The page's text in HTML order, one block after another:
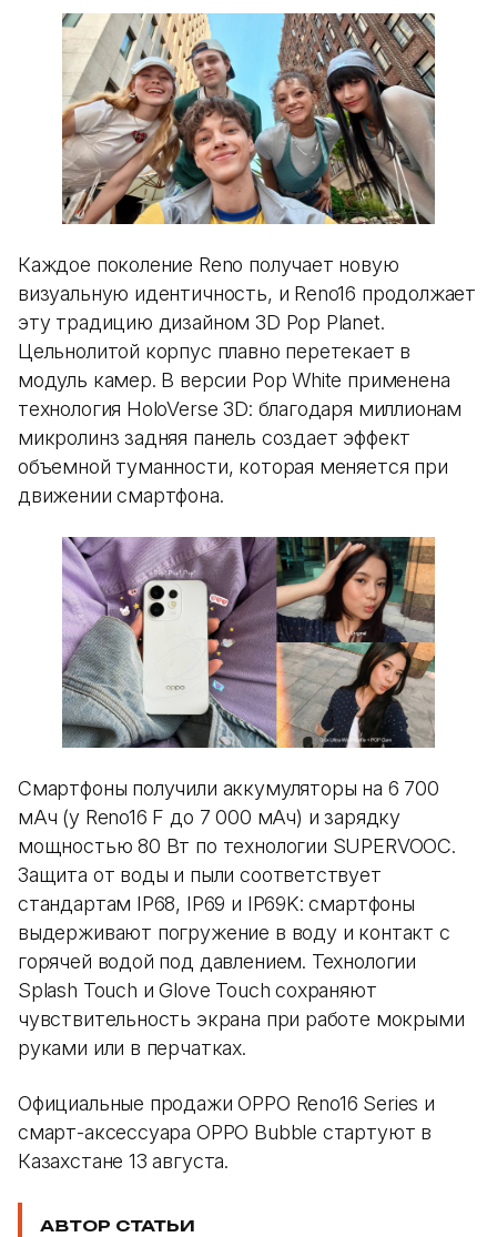
Каждое поколение Reno получает новую
визуальную идентичность, и Reno16 продолжает
эту традицию дизайном 3D Pop Planet.
Цельнолитой корпус плавно перетекает в
модуль камер. В версии Pop White применена
технология HoloVerse 3D: благодаря миллионам
микролинз задняя панель создает эффект
объемной туманности, которая меняется при
движении смартфона.
Смартфоны получили аккумуляторы на 6 700
мАч (у Reno16 F до 7 000 мАч) и зарядку
мощностью 80 Вт по технологии SUPERVOOC.
Защита от воды и пыли соответствует
стандартам IP68, IP69 и IP69K: смартфоны
выдерживают погружение в воду и контакт с
горячей водой под давлением. Технологии
Splash Touch и Glove Touch сохраняют
чувствительность экрана при работе мокрыми
руками или в перчатках.
Официальные продажи OPPO Reno16 Series и
смарт-аксессуара OPPO Bubble стартуют в
Казахстане 13 августа.
АВТОР СТАТЬИ